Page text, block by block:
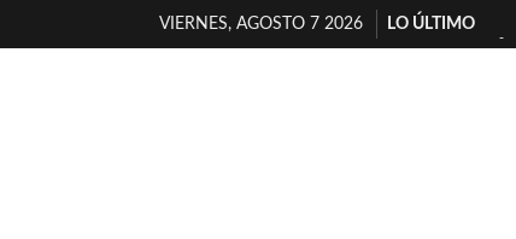
VIERNES, AGOSTO 7 2026
LO ÚLTIMO